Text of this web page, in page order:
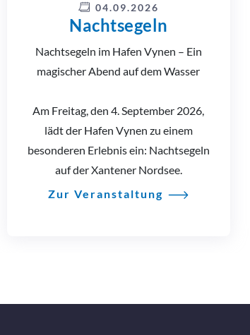
04.09.2026
Nachtsegeln
Nachtsegeln im Hafen Vynen – Ein
magischer Abend auf dem Wasser
Am Freitag, den 4. September 2026,
lädt der Hafen Vynen zu einem
besonderen Erlebnis ein: Nachtsegeln
auf der Xantener Nordsee.
Zur Veranstaltung